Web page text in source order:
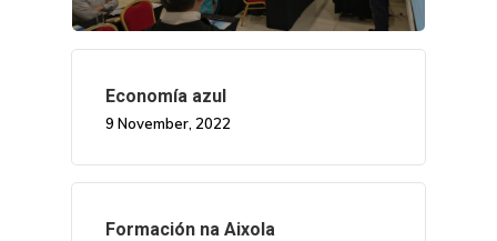
Economía azul
9 November, 2022
Formación na Aixola